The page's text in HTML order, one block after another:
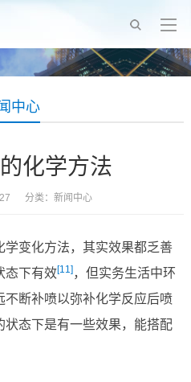
中心
化学方法
27 分类： 新闻中心
变化方法，其实效果都乏善
态下有效[11]，但实务生活中环
断补喷以弥补化学反应后喷
态下是有一些效果，能搭配